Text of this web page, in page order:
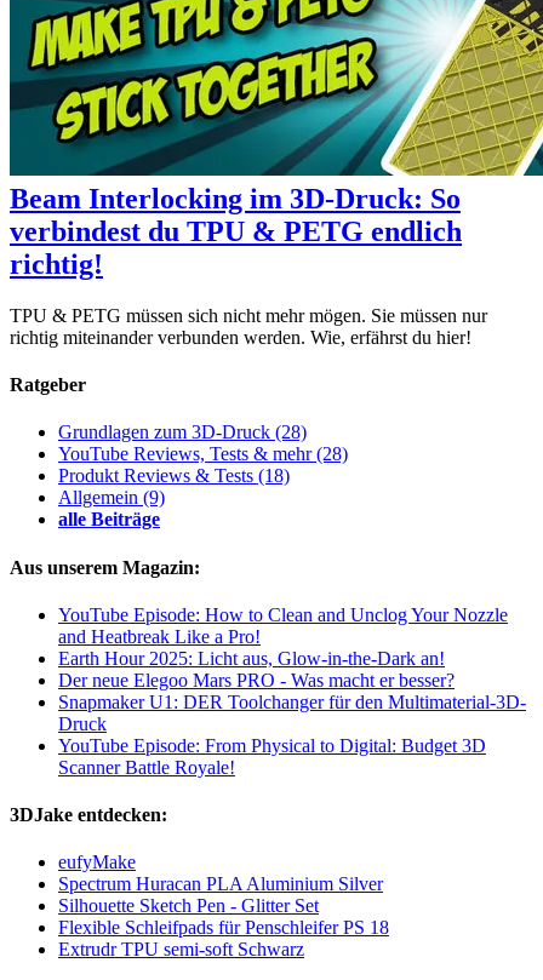
Beam Interlocking im 3D-Druck: So
verbindest du TPU & PETG endlich
richtig!
TPU & PETG müssen sich nicht mehr mögen. Sie müssen nur
richtig miteinander verbunden werden. Wie, erfährst du hier!
Ratgeber
Grundlagen zum 3D-Druck (28)
YouTube Reviews, Tests & mehr(28)
Produkt Reviews & Tests (18)
Allgemein (9)
alle Beiträge
Aus unserem Magazin:
YouTube Episode: How to Clean and Unclog Your Nozzle
and Heatbreak Like a Pro!
Earth Hour 2025: Licht aus, Glow-in-the-Dark an!
Der neue Elegoo Mars PRO - Was macht er besser?
Snapmaker U1: DER Toolchanger für den Multimaterial-3D-
Druck
YouTube Episode: From Physical to Digital: Budget 3D
Scanner Battle Royale!
3DJake entdecken:
eufyMake
Spectrum Huracan PLA Aluminium Silver
Silhouette Sketch Pen - Glitter Set
Flexible Schleifpads für Penschleifer PS 18
Extrudr TPU semi-soft Schwarz